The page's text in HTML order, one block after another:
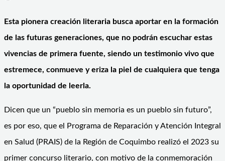
Esta pionera creación literaria busca aportar en la formación
de las futuras generaciones, que no podrán escuchar estas
vivencias de primera fuente, siendo un testimonio vivo que
estremece, conmueve y eriza la piel de cualquiera que tenga
la oportunidad de leerla.
Dicen que un “pueblo sin memoria es un pueblo sin futuro”,
es por eso, que el Programa de Reparación y Atención Integral
en Salud (PRAIS) de la Región de Coquimbo realizó el 2023 su
primer concurso literario, con motivo de la conmemoración